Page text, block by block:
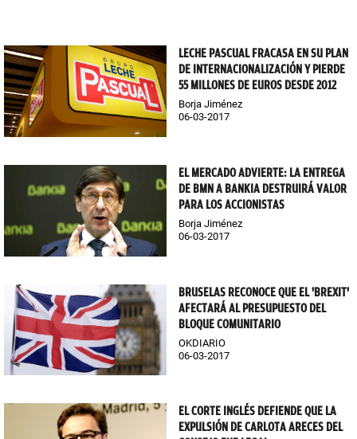
LECHE PASCUAL FRACASA EN SU PLAN
DE INTERNACIONALIZACIÓN Y PIERDE
55 MILLONES DE EUROS DESDE 2012
Borja Jiménez
06-03-2017
EL MERCADO ADVIERTE: LA ENTREGA
DE BMN A BANKIA DESTRUIRÁ VALOR
PARA LOS ACCIONISTAS
Borja Jiménez
06-03-2017
BRUSELAS RECONOCE QUE EL 'BREXIT'
AFECTARÁ AL PRESUPUESTO DEL
BLOQUE COMUNITARIO
OKDIARIO
06-03-2017
EL CORTE INGLÉS DEFIENDE QUE LA
EXPULSIÓN DE CARLOTA ARECES DEL